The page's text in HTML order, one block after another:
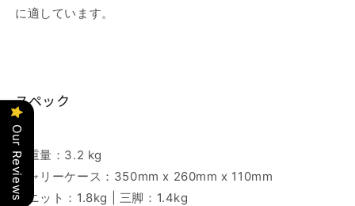
に適しています。
スペック
総重量：3.2 kg
キャリーケース：350mm x 260mm x 110mm
ユニット：1.8kg | 三脚：1.4kg
Our Reviews